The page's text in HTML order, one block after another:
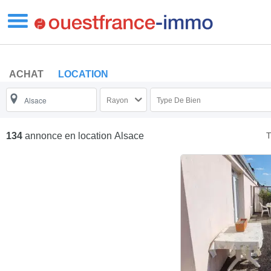
ACHAT LOCATION
Rayon Type De Bien
134 annonce en location Alsace